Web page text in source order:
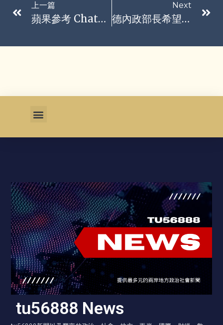
上一篇
蘋果參考 ChatGPT 測試新 Siri
Next
德內政部長希望允許聯邦國防軍擊落無人機
tu56888 News